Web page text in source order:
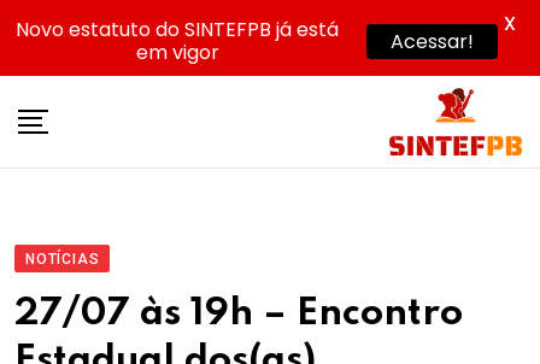
NOTÍCIAS
27/07 às 19h – Encontro
Novo estatuto do SINTEFPB já está
em vigor
Acessar!
X